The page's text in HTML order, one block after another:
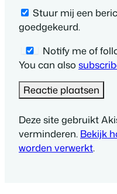
Stuur mij een
goedgekeurd.
Notify me of
You can also
Deze site gebruikt
verminderen. Bekijk
worden verwerkt.